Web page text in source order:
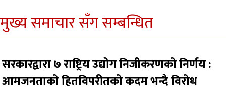
मुख्य समाचार सँग सम्बन्धित
सरकारद्वारा ७ राष्ट्रिय उद्योग निजीकरणको निर्णय :
आमजनताको हितविपरीतको कदम भन्दै विरोध